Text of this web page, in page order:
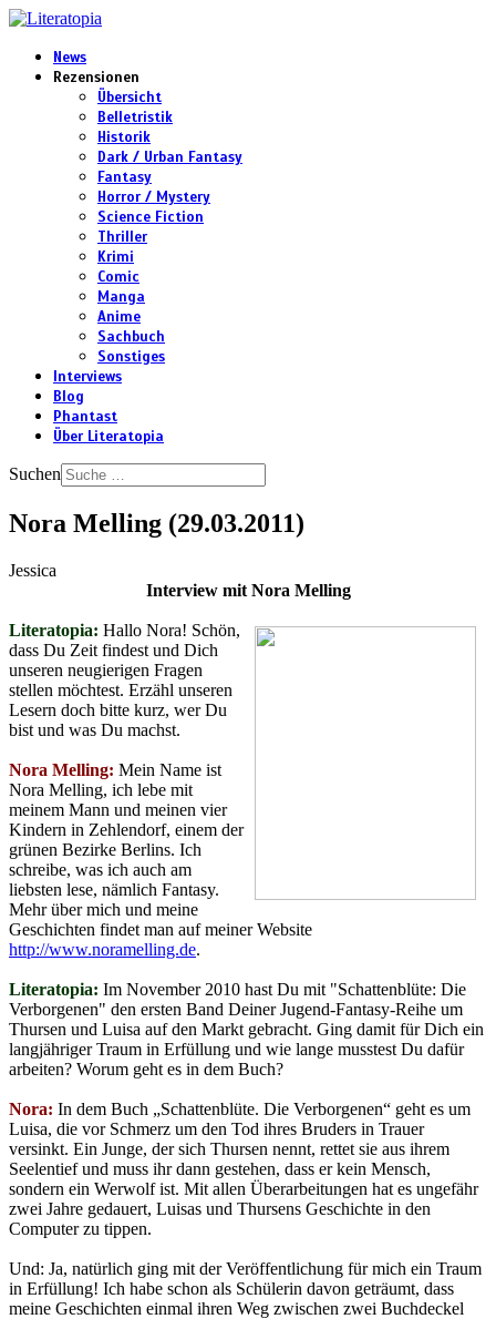
News
Rezensionen
Übersicht
Belletristik
Historik
Dark / Urban Fantasy
Fantasy
Horror / Mystery
Science Fiction
Thriller
Krimi
Comic
Manga
Anime
Sachbuch
Sonstiges
Interviews
Blog
Phantast
Über Literatopia
Suchen
Nora Melling (29.03.2011)
Jessica
Interview mit Nora Melling
Literatopia: Hallo Nora! Schön,
dass Du Zeit findest und Dich
unseren neugierigen Fragen
stellen möchtest. Erzähl unseren
Lesern doch bitte kurz, wer Du
bist und was Du machst.
Nora Melling: Mein Name ist
Nora Melling, ich lebe mit
meinem Mann und meinen vier
Kindern in Zehlendorf, einem der
grünen Bezirke Berlins. Ich
schreibe, was ich auch am
liebsten lese, nämlich Fantasy.
Mehr über mich und meine
Geschichten findet man auf meiner Website
http://www.noramelling.de.
Literatopia: Im November 2010 hast Du mit "Schattenblüte: Die
Verborgenen" den ersten Band Deiner Jugend-Fantasy-Reihe um
Thursen und Luisa auf den Markt gebracht. Ging damit für Dich ein
langjähriger Traum in Erfüllung und wie lange musstest Du dafür
arbeiten? Worum geht es in dem Buch?
Nora: In dem Buch „Schattenblüte. Die Verborgenen“ geht es um
Luisa, die vor Schmerz um den Tod ihres Bruders in Trauer
versinkt. Ein Junge, der sich Thursen nennt, rettet sie aus ihrem
Seelentief und muss ihr dann gestehen, dass er kein Mensch,
sondern ein Werwolf ist. Mit allen Überarbeitungen hat es ungefähr
zwei Jahre gedauert, Luisas und Thursens Geschichte in den
Computer zu tippen.
Und: Ja, natürlich ging mit der Veröffentlichung für mich ein Traum
in Erfüllung! Ich habe schon als Schülerin davon geträumt, dass
meine Geschichten einmal ihren Weg zwischen zwei Buchdeckel